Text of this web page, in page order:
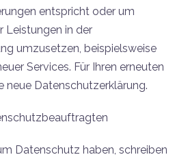
entspricht oder um
Leistungen in der
umzusetzen, beispielsweise
Services. Für Ihren erneuten
neue Datenschutzerklärung.
Datenschutz haben, schreiben